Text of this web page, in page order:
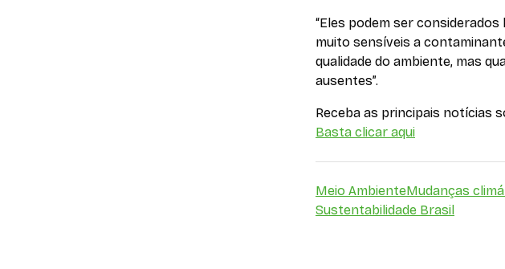
“Eles podem ser
muito sensíveis a
qualidade do ambiente, mas
ausentes”.
Receba as principais notícias
Basta clicar aqui
Meio AmbienteMudanças
Sustentabilidade Brasil